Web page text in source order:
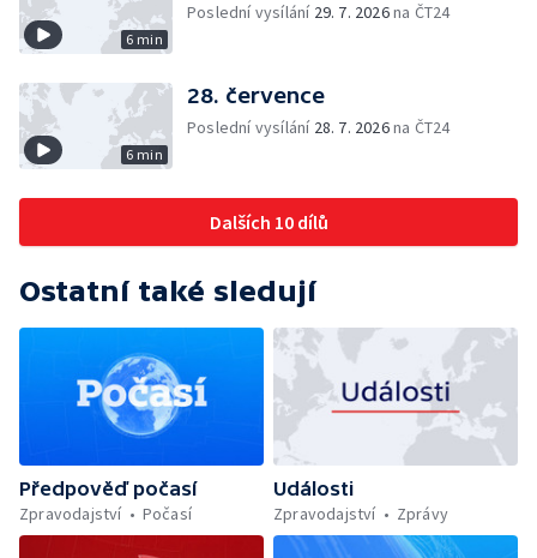
6 min
Poslední vysílání 29. 7. 2026na ČT24
6 min
28. července
Poslední vysílání 28. 7. 2026na ČT24
Dalších 10 dílů
Ostatní také sledují
Předpověď počasí
Zpravodajství
Počasí
Události
Zpravodajství
Zprávy